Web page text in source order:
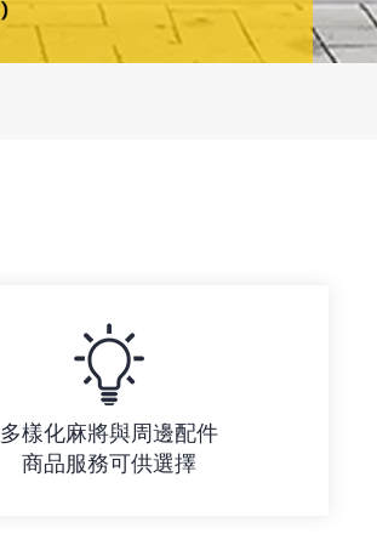
多樣化麻將與周邊配件
商品服務可供選擇